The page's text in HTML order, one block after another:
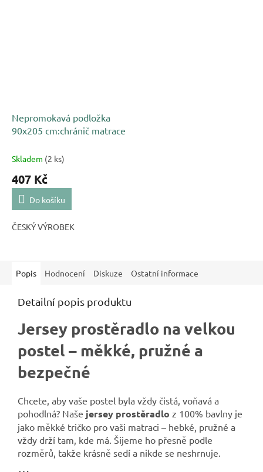
Nepromokavá podložka
90x205 cm:chránič matrace
Skladem (2 ks)
407 Kč
Do košíku
ČESKÝ VÝROBEK
Popis Hodnocení Diskuze Ostatní informace
Detailní popis produktu
Jersey prostěradlo na velkou
postel – měkké, pružné a
bezpečné
Chcete, aby vaše postel byla vždy čistá, voňavá a
pohodlná? Naše jersey prostěradlo z 100% bavlny je
jako měkké tričko pro vaši matraci – hebké, pružné a
vždy drží tam, kde má. Šijeme ho přesně podle
rozměrů, takže krásně sedí a nikde se neshrnuje.